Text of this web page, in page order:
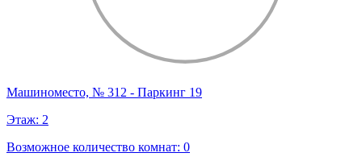
Машиноместо, № 312 - Паркинг 19
Этаж: 2
Возможное количество комнат: 0